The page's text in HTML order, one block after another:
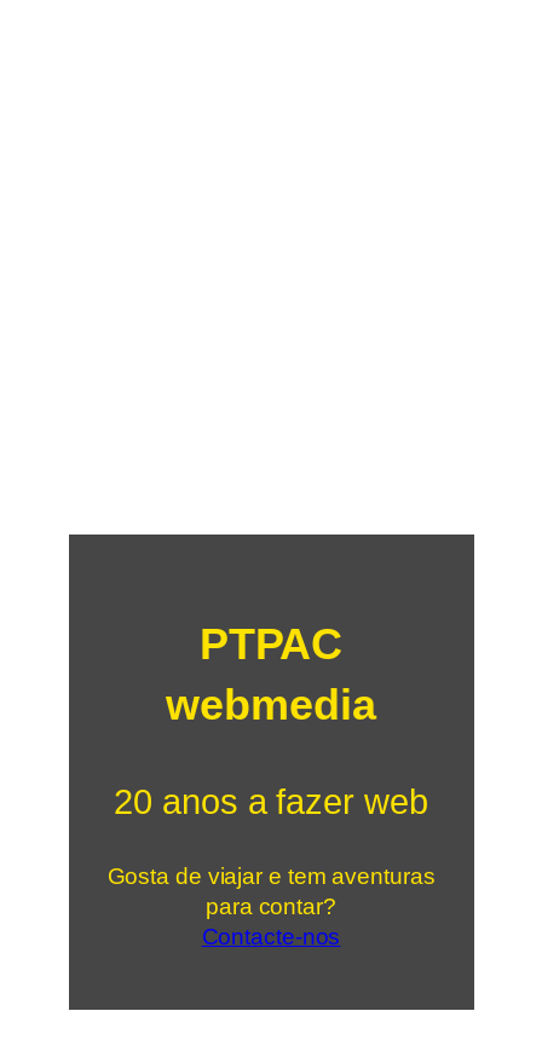
PTPAC
webmedia
20 anos a fazer web
Gosta de viajar e tem aventuras
para contar?
Contacte-nos